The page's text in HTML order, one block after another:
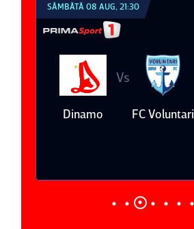
SÂMBĂTĂ 08 AUG, 21:30
Dinamo
Vs
FC Voluntari